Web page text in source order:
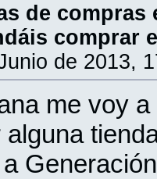
de compras
comprar
de 2013,
me voy